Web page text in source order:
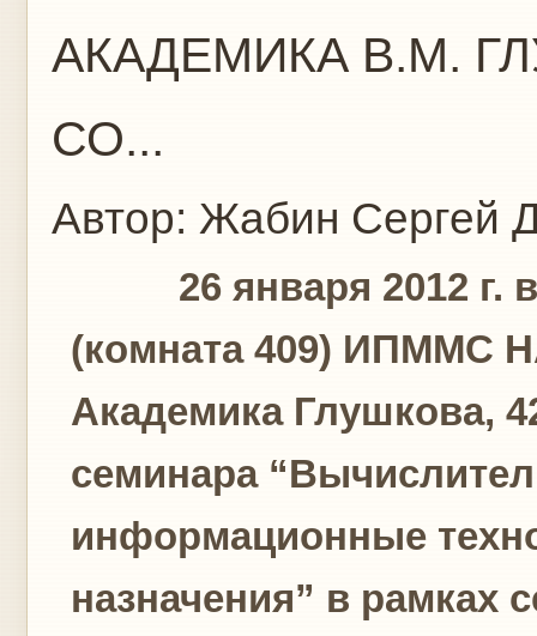
АКАДЕМИКА В.М.
СО...
Автор: Жабин Сергей
26 января 2012 г.
(комната 409) ИПММС
Академика Глушкова,
семинара
информационные
назначения” в рамках